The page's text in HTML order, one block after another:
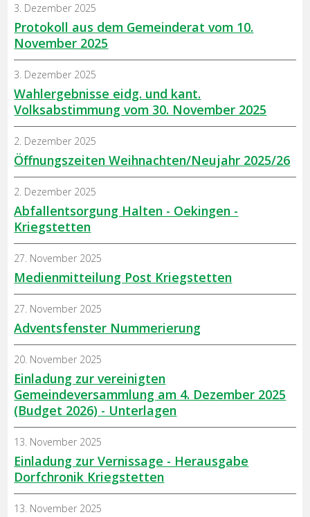
Protokoll aus dem Gemeinderat vom 10.
November 2025
3. Dezember 2025
Wahlergebnisse eidg. und kant.
Volksabstimmung vom 30. November 2025
3. Dezember 2025
Öffnungszeiten Weihnachten/Neujahr 2025/26
2. Dezember 2025
Abfallentsorgung Halten - Oekingen -
Kriegstetten
2. Dezember 2025
Medienmitteilung Post Kriegstetten
27. November 2025
Adventsfenster Nummerierung
27. November 2025
Einladung zur vereinigten
Gemeindeversammlung am 4. Dezember 2025
(Budget 2026) - Unterlagen
20. November 2025
Einladung zur Vernissage - Herausgabe
Dorfchronik Kriegstetten
13. November 2025
13. November 2025